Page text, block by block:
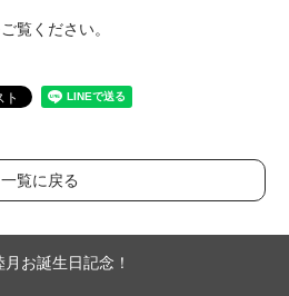
覧ください。
一覧に戻る
お誕生日記念！